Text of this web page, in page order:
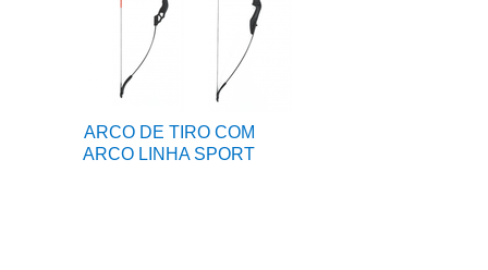
ARCO DE TIRO COM
ARCO LINHA SPORT